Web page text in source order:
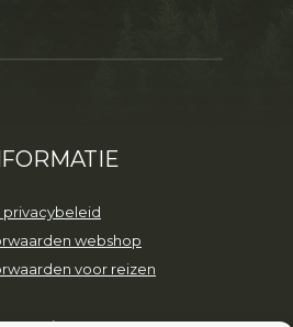
webshop
voor reizen